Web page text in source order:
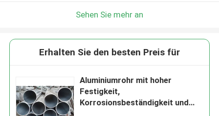
Sehen Sie mehr an
Erhalten Sie den besten Preis für
Aluminiumrohr mit hoher
Festigkeit,
Korrosionsbeständigkeit und